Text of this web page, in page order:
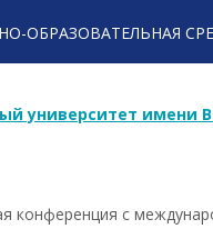
ОБРАЗОВАТЕЛЬНАЯ
университет имени
конференция с